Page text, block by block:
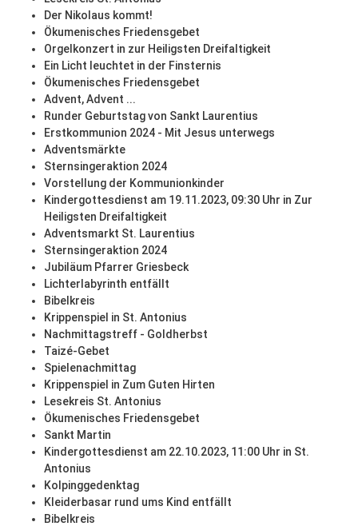
Der Nikolaus kommt!
Ökumenisches Friedensgebet
Orgelkonzert in zur Heiligsten Dreifaltigkeit
Ein Licht leuchtet in der Finsternis
Ökumenisches Friedensgebet
Advent, Advent ...
Runder Geburtstag von Sankt Laurentius
Erstkommunion 2024 - Mit Jesus unterwegs
Adventsmärkte
Sternsingeraktion 2024
Vorstellung der Kommunionkinder
Kindergottesdienst am 19.11.2023, 09:30 Uhr in Zur
Heiligsten Dreifaltigkeit
Adventsmarkt St. Laurentius
Sternsingeraktion 2024
Jubiläum Pfarrer Griesbeck
Lichterlabyrinth entfällt
Bibelkreis
Krippenspiel in St. Antonius
Nachmittagstreff - Goldherbst
Taizé-Gebet
Spielenachmittag
Krippenspiel in Zum Guten Hirten
Lesekreis St. Antonius
Ökumenisches Friedensgebet
Sankt Martin
Kindergottesdienst am 22.10.2023, 11:00 Uhr in St.
Antonius
Kolpinggedenktag
Kleiderbasar rund ums Kind entfällt
Bibelkreis